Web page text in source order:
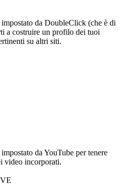
da DoubleClick (che è di
a costruire un profilo dei tuoi
su altri siti.
da YouTube per tenere
video incorporati.